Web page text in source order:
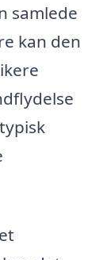
samlede
kan den